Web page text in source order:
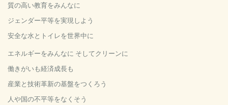
質の高い教育をみんなに
ジェンダー平等を実現しよう
安全な水とトイレを世界中に
エネルギーをみんなに そしてクリーンに
働きがいも経済成長も
産業と技術革新の基盤をつくろう
人や国の不平等をなくそう